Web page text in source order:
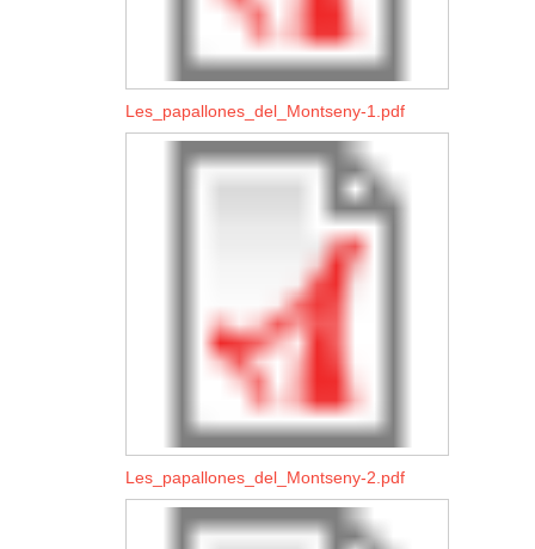
Les_papallones_del_Montseny-1.pdf
Les_papallones_del_Montseny-2.pdf